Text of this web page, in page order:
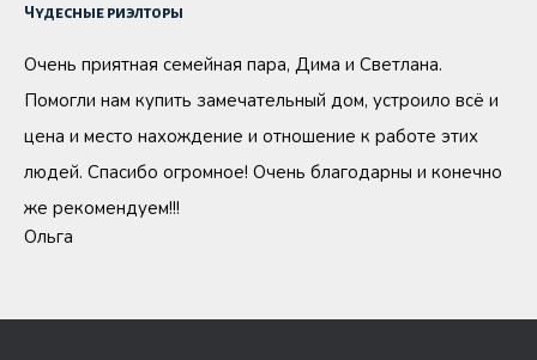
Чудесные риэлторы
Очень приятная семейная пара, Дима и Светлана.
Помогли нам купить замечательный дом, устроило всё и
цена и место нахождение и отношение к работе этих
людей. Спасибо огромное! Очень благодарны и конечно
же рекомендуем!!!
Ольга